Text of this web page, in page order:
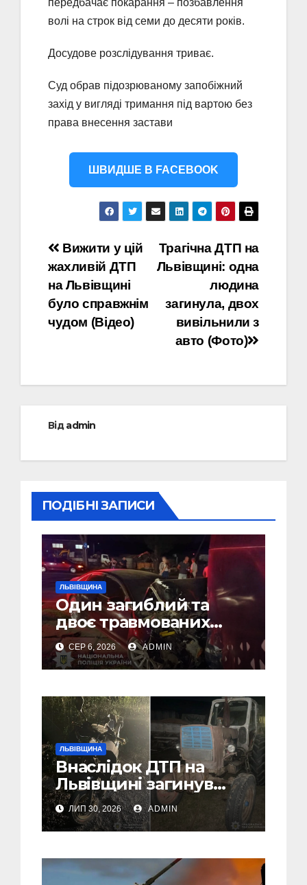
передбачає покарання – позбавлення
волі на строк від семи до десяти років.
Досудове розслідування триває.
Суд обрав підозрюваному запобіжний
захід у вигляді тримання під вартою без
права внесення застави
ШВИДШЕ В FACEBOOK
Навігація
записів
Трагічна ДТП на
Львівщині: одна
людина
загинула, двох
вивільнили з
авто (Фото)
Вижити у цій
жахливій ДТП
на Львівщині
було справжнім
чудом (Відео)
Відadmin
ПОДІБНІ ЗАПИСИ
ЛЬВІВЩИНА
Один загиблий та
двоє травмованих
внаслідок ДТП на
Самбірщині
СЕР 6, 2026 ADMIN
ЛЬВІВЩИНА
Внаслідок ДТП на
Львівщині загинув
малолітній водій
скутера, а
неповнолітній
ЛИП 30, 2026 ADMIN